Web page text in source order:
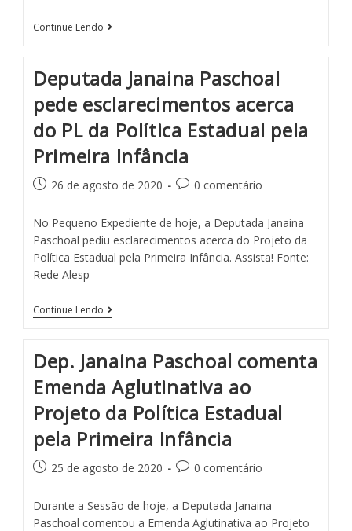
Continue Lendo
Deputada Janaina Paschoal
pede esclarecimentos acerca
do PL da Política Estadual pela
Primeira Infância
26 de agosto de 2020 0 comentário
No Pequeno Expediente de hoje, a Deputada Janaina
Paschoal pediu esclarecimentos acerca do Projeto da
Política Estadual pela Primeira Infância. Assista! Fonte:
Rede Alesp
Continue Lendo
Dep. Janaina Paschoal comenta
Emenda Aglutinativa ao
Projeto da Política Estadual
pela Primeira Infância
25 de agosto de 2020 0 comentário
Durante a Sessão de hoje, a Deputada Janaina
Paschoal comentou a Emenda Aglutinativa ao Projeto